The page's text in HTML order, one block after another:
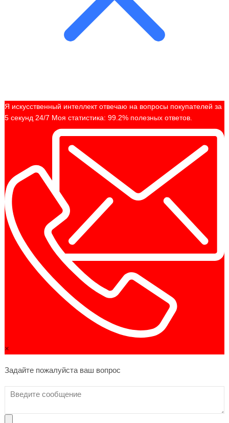
Я искусственный интеллект отвечаю на вопросы покупателей за
5 секунд 24/7 Моя статистика: 99.2% полезных ответов.
×
Задайте пожалуйста ваш вопрос